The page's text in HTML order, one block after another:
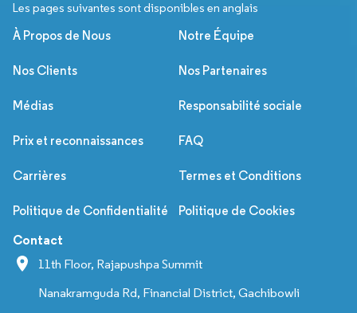
Les pages suivantes sont disponibles en anglais
À Propos de Nous Notre Équipe
Nos Clients Nos Partenaires
Médias Responsabilité sociale
Prix et reconnaissances FAQ
Carrières Termes et Conditions
Politique de Confidentialité Politique de Cookies
Contact
11th Floor, Rajapushpa Summit
Nanakramguda Rd, Financial District, Gachibowli